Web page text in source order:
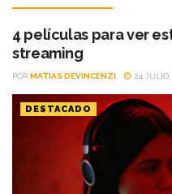
4 películas para ver
streaming
POR MATIAS DEVINCENZI 24 JULIO,
DESTACADO